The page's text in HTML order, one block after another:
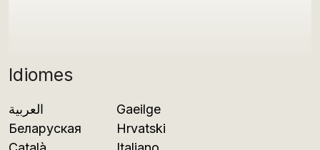
Idiomes
العربية
Беларуская
Gaeilge
Hrvatski